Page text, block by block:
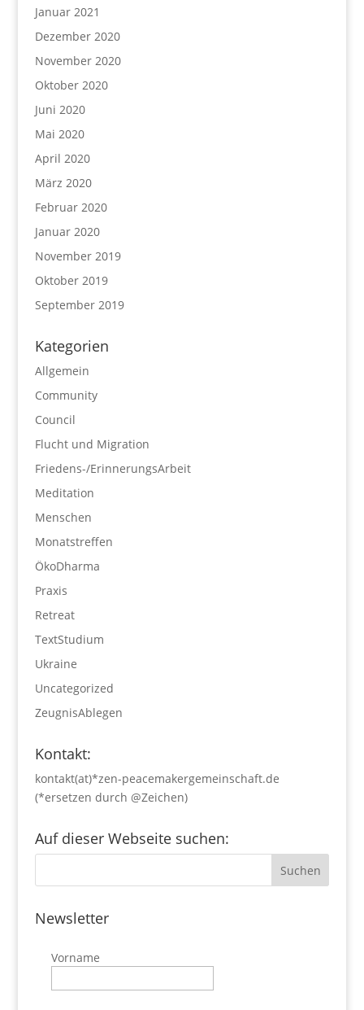
Januar 2021
Dezember 2020
November 2020
Oktober 2020
Juni 2020
Mai 2020
April 2020
März 2020
Februar 2020
Januar 2020
November 2019
Oktober 2019
September 2019
Kategorien
Allgemein
Community
Council
Flucht und Migration
Friedens-/ErinnerungsArbeit
Meditation
Menschen
Monatstreffen
ÖkoDharma
Praxis
Retreat
TextStudium
Ukraine
Uncategorized
ZeugnisAblegen
Kontakt:
kontakt(at)*zen-peacemakergemeinschaft.de
(*ersetzen durch @Zeichen)
Auf dieser Webseite suchen:
Newsletter
Vorname